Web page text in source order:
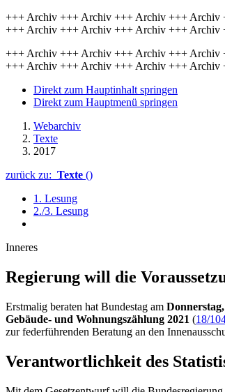
+++ Archiv +++ Archiv +++ Archiv +++
+++ Archiv +++ Archiv +++ Archiv +++
+++ Archiv +++ Archiv +++ Archiv +++
+++ Archiv +++ Archiv +++ Archiv +++
Direkt zum Hauptinhalt springen
Direkt zum Hauptmenü springen
Webarchiv
Texte
2017
zurück zu: Texte ()
1. Lesung
2./3. Lesung
Inneres
Regierung will die
Erstmalig beraten hat Bundestag am
Gebäude- und Wohnungszählung 2021 (18/
zur federführenden Beratung an den
Verantwortlichkeit des